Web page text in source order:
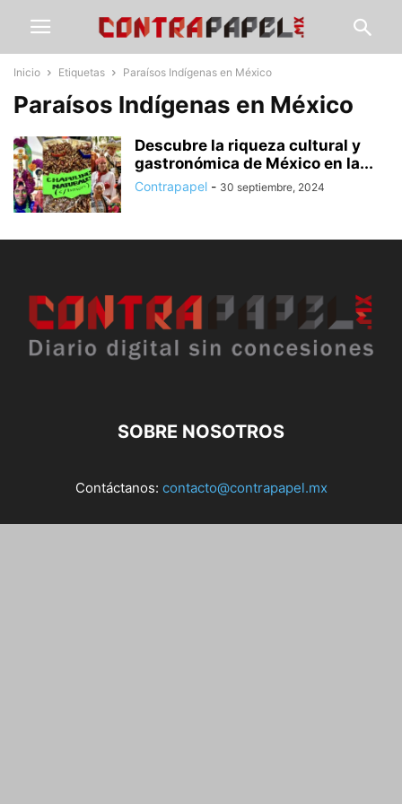
Inicio Etiquetas Paraísos Indígenas en México
Paraísos Indígenas en México
Descubre la riqueza cultural y
gastronómica de México en la...
Contrapapel - 30 septiembre, 2024
SOBRE NOSOTROS
Contáctanos: contacto@contrapapel.mx